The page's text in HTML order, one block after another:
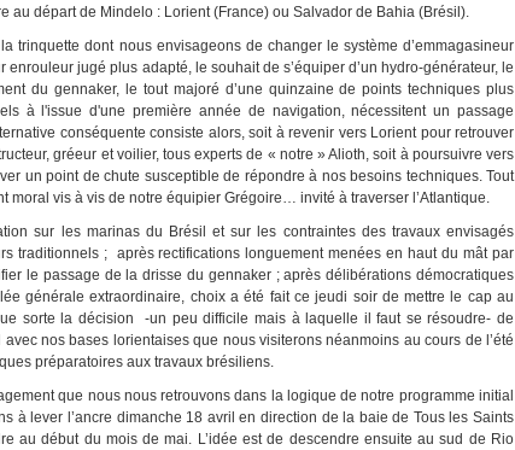
au départ de Mindelo : Lorient (France) ou Salvador de Bahia (Brésil).
trinquette dont nous envisageons de changer le système d’emmagasineur
enrouleur jugé plus adapté, le souhait de s’équiper d’un hydro-générateur, le
du gennaker, le tout majoré d’une quinzaine de points techniques plus
à l'issue d'une première année de navigation, nécessitent un passage
conséquente consiste alors, soit à revenir vers Lorient pour retrouver
gréeur et voilier, tous experts de « notre » Alioth, soit à poursuivre vers
un point de chute susceptible de répondre à nos besoins techniques. Tout
moral vis à vis de notre équipier Grégoire… invité à traverser l’Atlantique.
sur les marinas du Brésil et sur les contraintes des travaux envisagés
traditionnels ; après rectifications longuement menées en haut du mât par
le passage de la drisse du gennaker ; après délibérations démocratiques
générale extraordinaire, choix a été fait ce jeudi soir de mettre le cap au
sorte la décision
-un peu difficile mais à laquelle il faut se résoudre- de
nos bases lorientaises que nous visiterons néanmoins au cours de l’été
préparatoires aux travaux brésiliens.
que nous nous retrouvons dans la logique de notre programme initial
à lever l’ancre dimanche 18 avril en direction de la baie de Tous les Saints
au début du mois de mai. L’idée est de descendre ensuite au sud de Rio